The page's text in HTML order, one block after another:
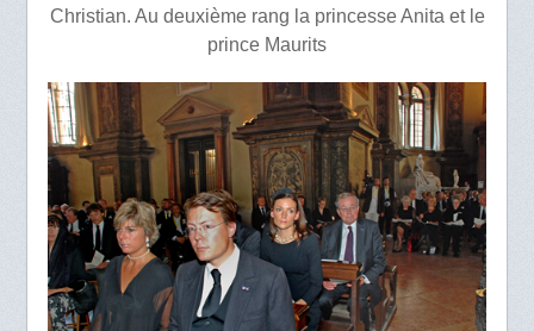
Christian. Au deuxième rang la princesse Anita et le
prince Maurits